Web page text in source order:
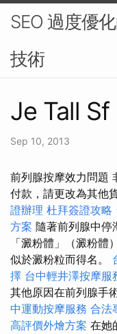
SEO 過度優
技術
Je Tall
Sep 10, 2013
前列腺按摩效力問題
付款，請更改為其他
證辦理 杜拜簽證攻略
方案 隨著前列腺中停
「澱粉體」（澱粉
似於澱粉粒而得名。
擇 台中輕井澤按摩服
其他原因在前列腺手
中運動按摩服務 合法
高評價外燴方案 在她